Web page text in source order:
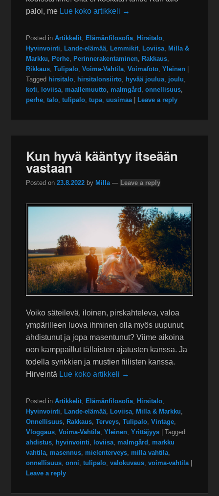
paloi, me Lue koko artikkeli →
Posted in Artikkelit, Elämänfilosofia, Hirsitalo,
Hyvinvointi, Lande-elämää, Lemmikit, Loviisa, Milla &
Markku, Perhe, Perinnerakentaminen, Rakkaus,
Rikkaus,Tulipalo,Voima-Vahtila,Voimafoto,Yleinen
Tagged hirsitalo, hirsitalonsiirto, hyvää joulua, joulu,
koti, loviisa, maallemuutto, malmgård ,onnellisuus,
perhe,talo,tulipalo,tupa,uusimaa Leave a reply
Kun hyvä kääntyy itseään
vastaan
Posted on23.8.2022 by Milla — Leave a reply
Voiko säteilevä, iloinen, pirskahteleva, valoa
ympärilleen luova ihminen olla myös uupunut,
ahdistunut ja jopa masentunut? Viime aikoina
oon kamppaillut tällaisten ajatusten kanssa. Ja
todella synkkien ja mustien fiilisten kanssa.
Hirveintä Lue koko artikkeli →
Posted in Artikkelit, Elämänfilosofia, Hirsitalo,
Hyvinvointi, Lande-elämää, Loviisa, Milla & Markku,
Onnellisuus, Rakkaus,Terveys,Tulipalo,Vintage,
Vloggaus,Voima-Vahtila,Yleinen,Yrittäjyys |Tagged
ahdistus, hyvinvointi, loviisa, malmgård , markku
vahtila, masennus, mielenterveys, milla vahtila,
onnellisuus,onni,tulipalo,valokuvaus,voima-vahtila
Leave a reply